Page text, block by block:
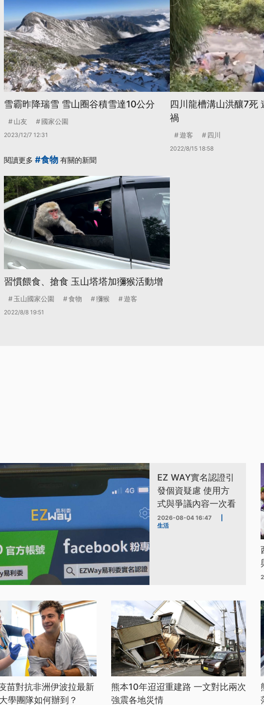
雪霸昨降瑞雪 雪山圈谷積雪達10公分
山友 國家公園
2023/12/7 12:31
四川龍槽溝山洪釀7死
禍
遊客 四川
2022/8/15 18:58
閱讀更多 #食物 有關的新聞
習慣餵食、搶食 玉山塔塔加獼猴活動增
玉山國家公園 食物 獼猴 遊客
2022/8/8 19:51
EZ WAY實名認證引
發個資疑慮 使用方
式與爭議內容一次看
2026-08-04 16:47
生活
苗對抗非洲伊波拉最新
學團隊如何辦到？
熊本10年迢迢重建路 一文對比兩次
強震各地災情